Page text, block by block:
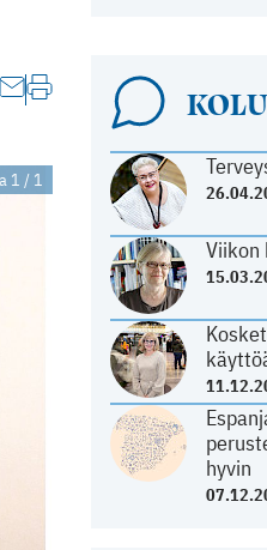
Viikon
hyvin
1 / 1